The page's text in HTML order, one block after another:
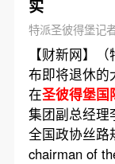
实
特派圣彼得堡记
【财新网】（
布即将退休的
在圣彼得堡国
集团副总经理
全国政协丝路
chairman of